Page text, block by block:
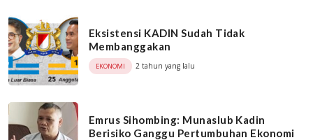
Eksistensi KADIN Sudah Tidak
Membanggakan
EKONOMI 2 tahun yang lalu
Emrus Sihombing: Munaslub Kadin
Berisiko Ganggu Pertumbuhan Ekonomi